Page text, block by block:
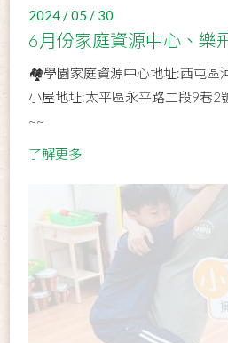
2024 / 05 / 30
6月份家庭資源中心、樂
🏘學園家庭資源中心地址:西屯區
小屋地址:太平區永平路二段9巷2
~~
了解更多